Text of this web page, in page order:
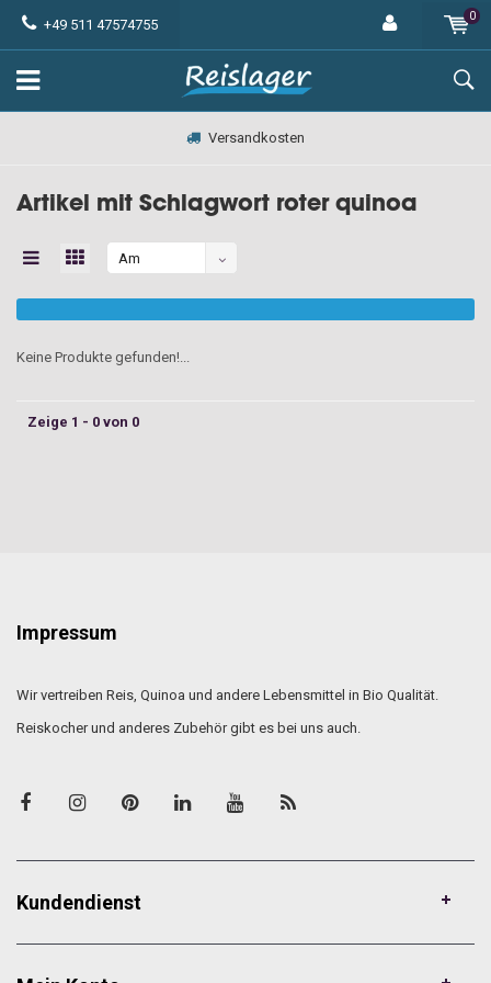
+49 511 47574755
0
Versandkosten
Artikel mit Schlagwort roter quinoa
Am
angesehen
Keine Produkte gefunden!...
Zeige 1 - 0 von 0
Impressum
Wir vertreiben Reis, Quinoa und andere Lebensmittel in Bio Qualität.
Reiskocher und anderes Zubehör gibt es bei uns auch.
Kundendienst